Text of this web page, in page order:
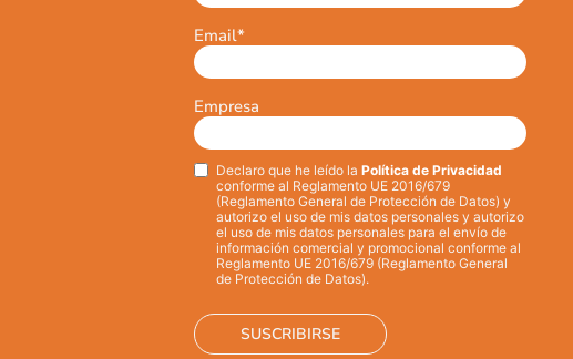
Email*
Empresa
Privacy*
Declaro que he leído la Política de Privacidad
conforme al Reglamento UE 2016/679
(Reglamento General de Protección de Datos) y
autorizo el uso de mis datos personales y autorizo
el uso de mis datos personales para el envío de
información comercial y promocional conforme al
Reglamento UE 2016/679 (Reglamento General
de Protección de Datos).